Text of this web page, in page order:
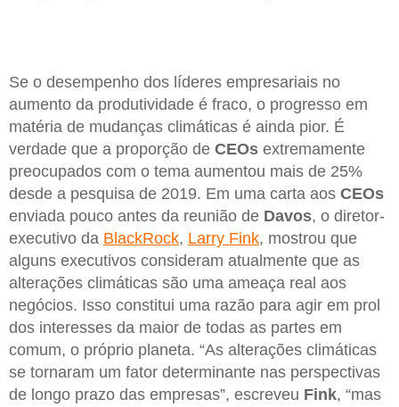
Se o desempenho dos líderes empresariais no
aumento da produtividade é fraco, o progresso em
matéria de mudanças climáticas é ainda pior. É
verdade que a proporção de CEOs extremamente
preocupados com o tema aumentou mais de 25%
desde a pesquisa de 2019. Em uma carta aos CEOs
enviada pouco antes da reunião de Davos, o diretor-
executivo da BlackRock, Larry Fink, mostrou que
alguns executivos consideram atualmente que as
alterações climáticas são uma ameaça real aos
negócios. Isso constitui uma razão para agir em prol
dos interesses da maior de todas as partes em
comum, o próprio planeta. “As alterações climáticas
se tornaram um fator determinante nas perspectivas
de longo prazo das empresas”, escreveu Fink, “mas